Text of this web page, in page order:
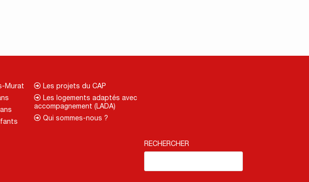
Murat
Les projets du CAP
Les logements adaptés avec
accompagnement (LADA)
Qui sommes-nous ?
RECHERCHER